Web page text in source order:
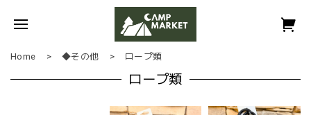
Home ◆その他 ロープ類
ロープ類